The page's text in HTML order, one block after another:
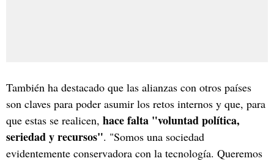
También ha destacado que las alianzas con otros países
son claves para poder asumir los retos internos y que, para
que estas se realicen, hace falta "voluntad política,
seriedad y recursos". "Somos una sociedad
evidentemente conservadora con la tecnología. Queremos